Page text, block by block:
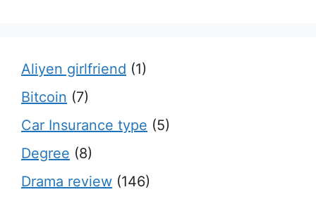
Aliyen girlfriend (1)
Bitcoin (7)
Car Insurance type (5)
Degree (8)
Drama review (146)